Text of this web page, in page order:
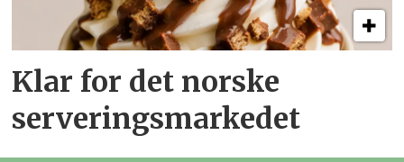
Klar for det norske
serveringsmarkedet